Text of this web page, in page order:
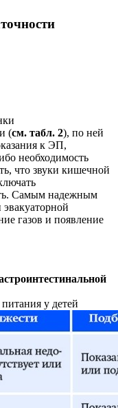
(см. табл. 2), по ней
к ЭП,
необходимость
что звуки кишечной
Самым надежным
газов и появление